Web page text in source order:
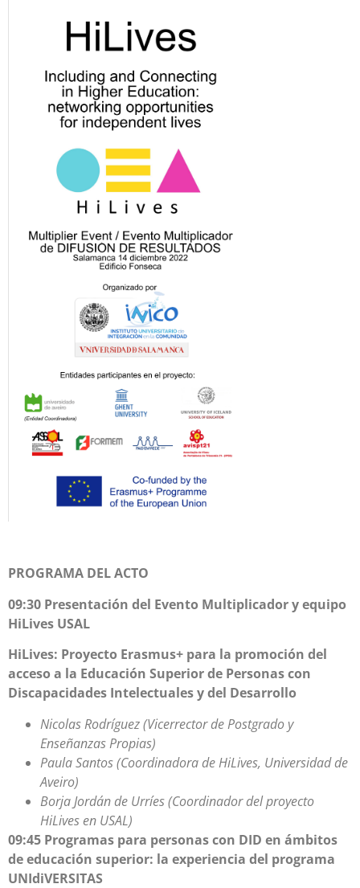
PROGRAMA DEL ACTO
09:30 Presentación del Evento Multiplicador y equipo
HiLives USAL
HiLives: Proyecto Erasmus+ para la promoción del
acceso a la Educación Superior de Personas con
Discapacidades Intelectuales y del Desarrollo
Nicolas Rodríguez (Vicerrector de Postgrado y
Enseñanzas Propias)
Paula Santos (Coordinadora de HiLives, Universidad de
Aveiro)
Borja Jordán de Urríes (Coordinador del proyecto
HiLives en USAL)
09:45 Programas para personas con DID en ámbitos
de educación superior: la experiencia del programa
UNIdiVERSITAS